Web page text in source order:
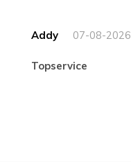
Addy 07-08-2026
topservice